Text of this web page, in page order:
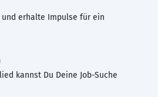
erhalte Impulse für ein
kannst Du Deine Job-Suche